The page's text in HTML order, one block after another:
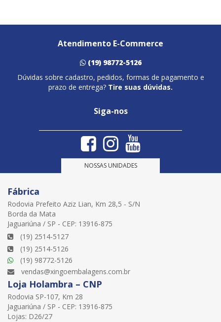
Atendimento E-Commerce
(19) 98772-5126
Dúvidas sobre cadastro, pedidos, formas de pagamento e
prazo de entrega? Tire suas dúvidas.
Siga-nos
NOSSAS UNIDADES
Fábrica
Rodovia Prefeito Aziz Lian, Km 28,5 - S/N
Borda da Mata
Jaguariúna / SP - CEP: 13916-875
(19) 2514-5127
(19) 2514-5126
(19) 98772-5126
vendas@xingoembalagens.com.br
Loja Holambra – CNP
Rodovia SP-107, Km 28
Jaguariúna / SP - CEP: 13916-875
Lojas: D26/27